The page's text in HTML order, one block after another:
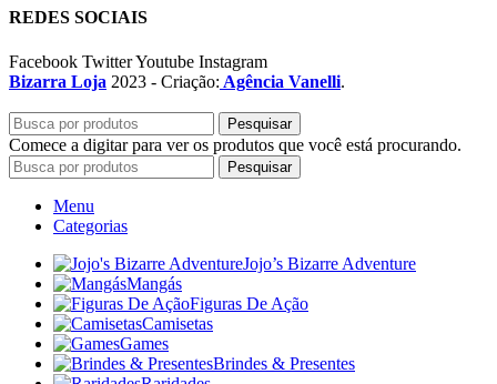
REDES SOCIAIS
Facebook TwitterYoutube Instagram
Bizarra Loja 2023 - Criação: Agência Vanelli.
Pesquisar
Comece a digitar para ver os produtos que você está procurando.
Pesquisar
Menu
Categorias
Jojo’s Bizarre Adventure
Mangás
Figuras De Ação
Camisetas
Games
Brindes & Presentes